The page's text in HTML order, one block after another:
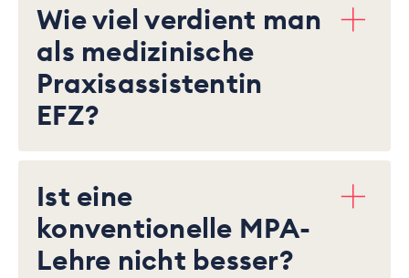
Wie viel verdient man
als medizinische
Praxisassistentin
EFZ?
Ist eine
konventionelle MPA-
Lehre nicht besser?